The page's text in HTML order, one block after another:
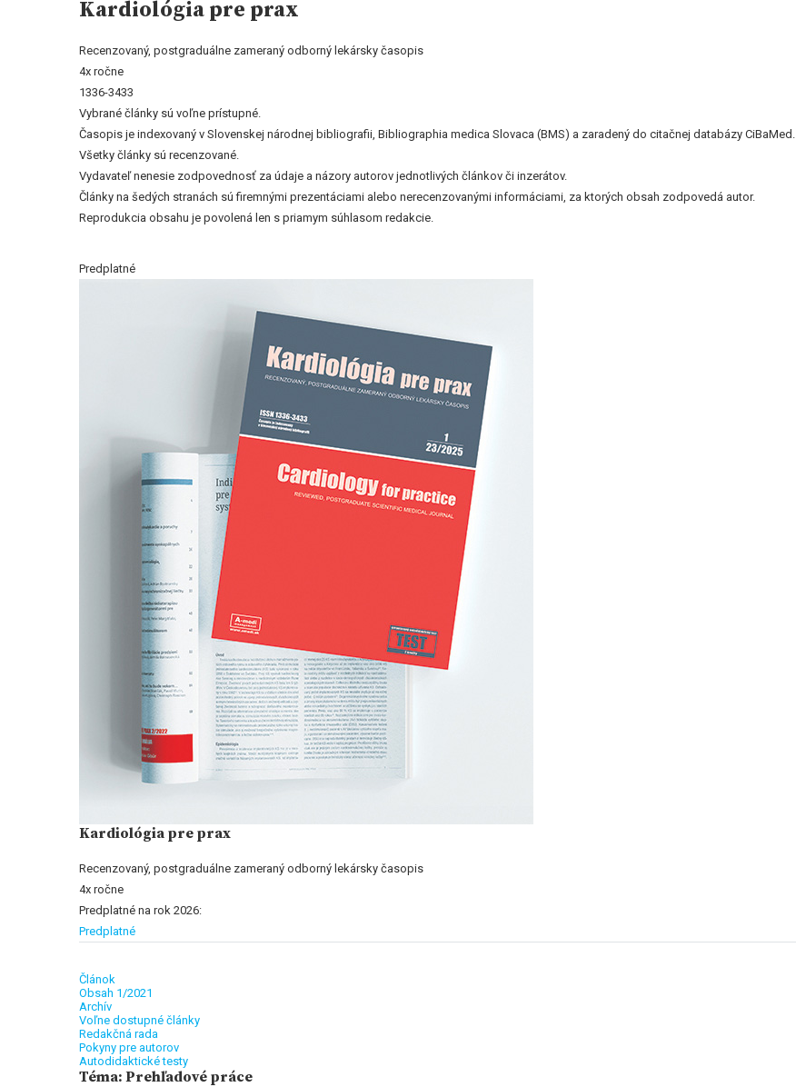
Kardiológia pre prax
Recenzovaný, postgraduálne zameraný odborný lekársky časopis
4x ročne
1336-3433
Vybrané články sú voľne prístupné.
Časopis je indexovaný v Slovenskej národnej bibliografii, Bibliographia medica Slovaca (BMS) a zaradený do citačnej databázy CiBaMed.
Všetky články sú recenzované.
Vydavateľ nenesie zodpovednosť za údaje a názory autorov jednotlivých článkov či inzerátov.
Články na šedých stranách sú firemnými prezentáciami alebo nerecenzovanými informáciami, za ktorých obsah zodpovedá autor.
Reprodukcia obsahu je povolená len s priamym súhlasom redakcie.
Predplatné
Kardiológia pre prax
Recenzovaný, postgraduálne zameraný odborný lekársky časopis
4x ročne
Predplatné na rok 2026:
Predplatné
Článok
Obsah 1/2021
Archív
Voľne dostupné články
Redakčná rada
Pokyny pre autorov
Autodidaktické testy
Téma: Prehľadové práce